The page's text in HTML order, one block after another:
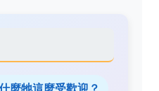
麼牠這麼受歡迎？